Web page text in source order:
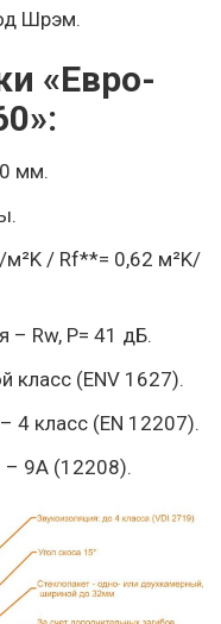
Шрэм.
«Евро-
мм.
м²K / Rf**= 0,62 м²K/
– Rw, P= 41 дБ.
класс (ENV 1627).
4 класс (EN 12207).
– 9А (12208).